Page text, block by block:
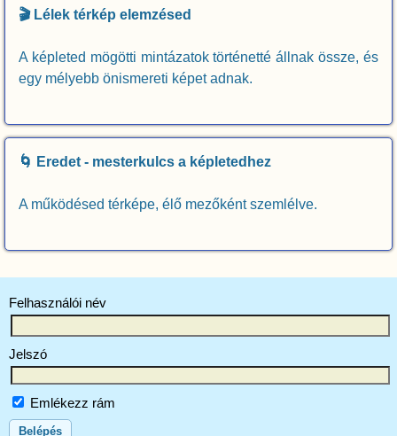
🎬 Lélek térkép elemzésed
A képleted mögötti mintázatok történetté állnak össze, és
egy mélyebb önismereti képet adnak.
🌀 Eredet - mesterkulcs a képletedhez
A működésed térképe, élő mezőként szemlélve.
Felhasználói név
Jelszó
Emlékezz rám